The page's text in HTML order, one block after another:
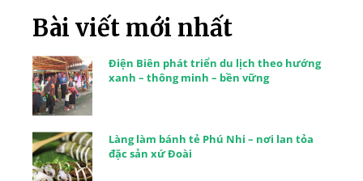
Bài viết mới nhất
Điện Biên phát triển du lịch theo hướng
xanh – thông minh – bền vững
Làng làm bánh tẻ Phú Nhi – nơi lan tỏa
đặc sản xứ Đoài